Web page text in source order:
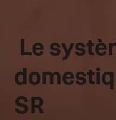
Le
SR